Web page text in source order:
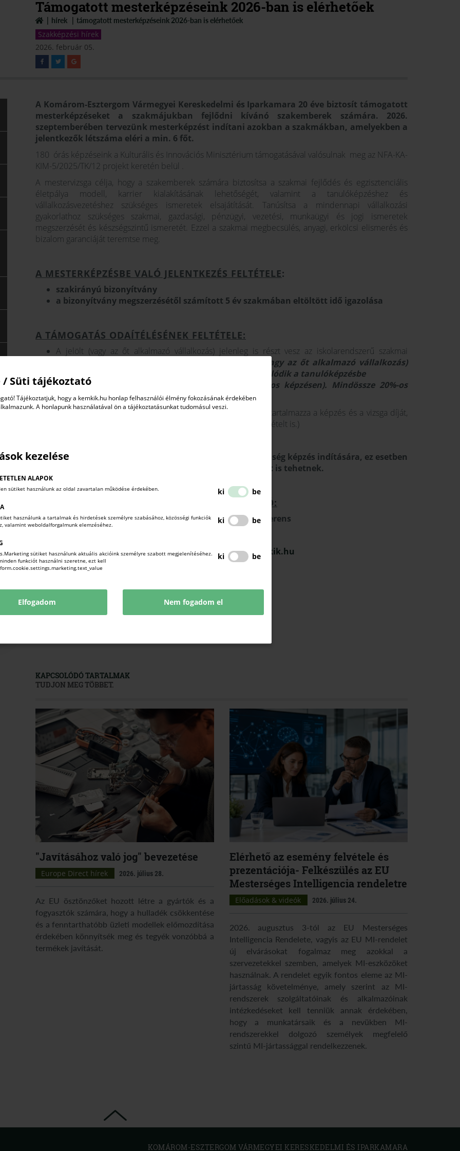
/ Süti tájékoztató
Tájékoztatjuk, hogy a kemkik.hu honlap felhasználói élmény fokozásának érdekében
A honlapunk használatával ön a tájékoztatásunkat tudomásul veszi.
kezelése
ALAPOK
sütiket használunk az oldal zavartalan működése érdekében. ki be
használunk a tartalmak és hirdetések személyre szabásához, közösségi funkciók
valamint weboldalforgalmunk elemzéséhez.
ki be
sütiket használunk aktuális akcióink személyre szabott megjelenítéséhez.
funkciót használni szeretne, ezt kell
ki be
Elfogadom Nem fogadom el
Támogatott mesterképzéseink 2026-ban is elérhetőek
hírek támogatott mesterképzéseink 2026-ban is elérhetőek
Szakképzési hírek
2026. február 05.
A Komárom-Esztergom Vármegyei Kereskedelmi és Iparkamara 20 éve biztosít támogatott
mesterképzéseket a szakmájukban fejlődni kívánó szakemberek számára.
2026.
szeptemberében tervezünk mesterképzést indítani azokban a szakmákban, amelyekben a
jelentkezők létszáma eléri a min. 6 főt.
180 órás képzéseink a Kulturális és Innovációs Minisztérium támogatásával valósulnak meg az NFA-KA-
KIM-5/2025/TK/12 projekt keretén belül .
A mestervizsga célja, hogy a szakemberek számára biztosítsa a szakmai fejlődés és egzisztenciális
életpálya modell, karrier kialakításának lehetőségét, valamint a tanulóképzéshez és
vállalkozásvezetéshez szükséges ismeretek elsajátítását. Tanúsítsa a mindennapi vállalkozási
gyakorlathoz szükséges szakmai, gazdasági, pénzügyi, vezetési, munkaügyi és jogi ismeretek
megszerzését és készségszintű ismeretét. Ezzel a szakmai megbecsülés, anyagi, erkölcsi elismerés és
bizalom garanciáját teremtse meg.
A MESTERKÉPZÉSBE VALÓ JELENTKEZÉS FELTÉTELE:
szakirányú bizonyítvány
a bizonyítvány megszerzésétől számított 5 év szakmában eltöltött idő igazolása
A TÁMOGATÁS ODAÍTÉLÉSÉNEK FELTÉTELE:
A jelölt (vagy az őt alkalmazó vállalkozás) jelenleg is részt vesz az iskolarendszerű szakmai
a jelölt (vagy az őt alkalmazó vállalkozás)
kötelezettséget vállal arra, hogy a jövőben bekapcsolódik a tanulóképzésbe
A jelölt köteles résztvenni a 180 órás (2,5 hónapos képzésen). Mindössze 20%-os
hiányzás megengedett.
Az önrész összege bruttó204.000,- Ft / fő(Az önrész összege tartalmazza a képzés és a vizsga díját,
valamint az ünnepélyes mesterlevél átadó ünnepségen való részvételt is.)
Hat főnél alacsonyabb létszám esetén sajnos nincs lehetőség képzés indítására, ez esetben
a jelöltek egyéni felkészüléses vizsgát is tehetnek.
BŐVEBB INFORMÁCIÓ:
Vértesi Gabriella, képzési referens
E-mail:vertesi.gabriella@kemkik.hu
KAPCSOLÓDÓ TARTALMAK
TUDJON MEG TÖBBET.
"Javításához való jog" bevezetése
Europe Direct hírek 2026. július 28.
Az EU ösztönzőket hozott létre a gyártók és a
fogyasztók számára, hogy a hulladék csökkentése
és a fenntarthatóbb üzleti modellek előmozdítása
érdekében könnyítsék meg és tegyék vonzóbbá a
termékek javítását.
Elérhető az esemény felvétele és
prezentációja- Felkészülés az EU
Mesterséges Intelligencia rendeletre
Előadások & videók 2026. július 24.
2026. augusztus 3-tól az EU Mesterséges
Intelligencia Rendelete, vagyis az EU MI-rendelet
új elvárásokat fogalmaz meg azokkal a
szervezetekkel szemben, amelyek MI-eszközöket
használnak. A rendelet egyik fontos eleme az MI-
jártasság követelménye, amely szerint az MI-
rendszerek szolgáltatóinak és alkalmazóinak
intézkedéseket kell tenniük annak érdekében,
hogy a munkatársaik és a nevükben MI-
rendszerekkel dolgozó személyek megfelelő
szintű MI-jártassággal rendelkezzenek.
KOMÁROM-ESZTERGOM VÁRMEGYEI KERESKEDELMI ÉS IPARKAMARA